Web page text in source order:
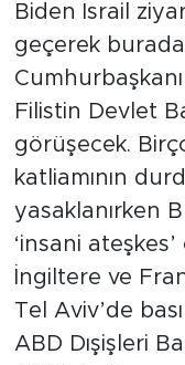
Biden İsrail
geçerek
Filistin Devlet
görüşecek.
katliamının
yasaklanırken
‘insani
İngiltere ve
Tel Aviv’de
ABD Dışişleri